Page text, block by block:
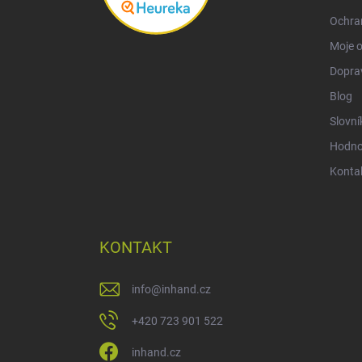
Moje
Blog
KONTAKT
info@inhand.cz
+420 723 901 522
inhand.cz